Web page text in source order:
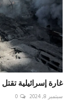
غارة إسرائيلية
سبتمبر 8, 2024 0